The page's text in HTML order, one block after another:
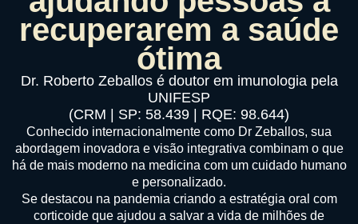
recuperarem a saúde
ótima
Dr. Roberto Zeballos é doutor em imunologia pela
UNIFESP
(CRM | SP: 58.439 | RQE: 98.644)
Conhecido internacionalmente como Dr Zeballos, sua
abordagem inovadora e visão integrativa combinam o que
há de mais moderno na medicina com um cuidado humano
e personalizado.
Se destacou na pandemia criando a estratégia oral com
corticoide que ajudou a salvar a vida de milhões de